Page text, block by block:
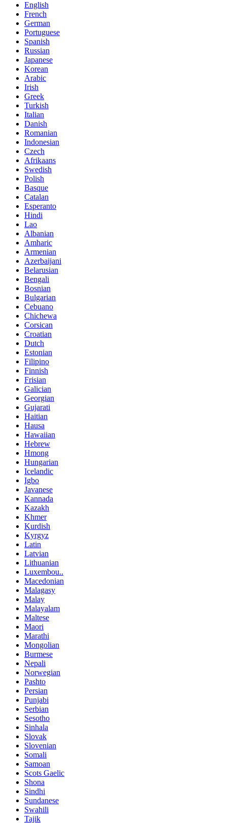
English
French
German
Portuguese
Spanish
Russian
Japanese
Korean
Arabic
Irish
Greek
Turkish
Italian
Danish
Romanian
Indonesian
Czech
Afrikaans
Swedish
Polish
Basque
Catalan
Esperanto
Hindi
Lao
Albanian
Amharic
Armenian
Azerbaijani
Belarusian
Bengali
Bosnian
Bulgarian
Cebuano
Chichewa
Corsican
Croatian
Dutch
Estonian
Filipino
Finnish
Frisian
Galician
Georgian
Gujarati
Haitian
Hausa
Hawaiian
Hebrew
Hmong
Hungarian
Icelandic
Igbo
Javanese
Kannada
Kazakh
Khmer
Kurdish
Kyrgyz
Latin
Latvian
Lithuanian
Luxembou..
Macedonian
Malagasy
Malay
Malayalam
Maltese
Maori
Marathi
Mongolian
Burmese
Nepali
Norwegian
Pashto
Persian
Punjabi
Serbian
Sesotho
Sinhala
Slovak
Slovenian
Somali
Samoan
Scots Gaelic
Shona
Sindhi
Sundanese
Swahili
Tajik